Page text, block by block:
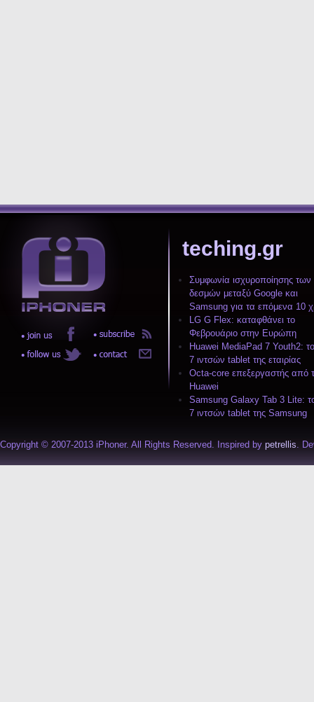
Copyright © 2007-2013 iPhoner. All Rights Reserved. Inspired by petrellis.
teching.gr
Συμφωνία ισχυροποίησης των
δεσμών μεταξύ Google και
Samsung για τα επόμενα 10
LG G Flex: καταφθάνει το
Φεβρουάριο στην Ευρώπη
Huawei MediaPad 7 Youth2:
7 ιντσών tablet της εταιρίας
Octa-core επεξεργαστής από
Huawei
Samsung Galaxy Tab 3 Lite:
7 ιντσών tablet της Samsung